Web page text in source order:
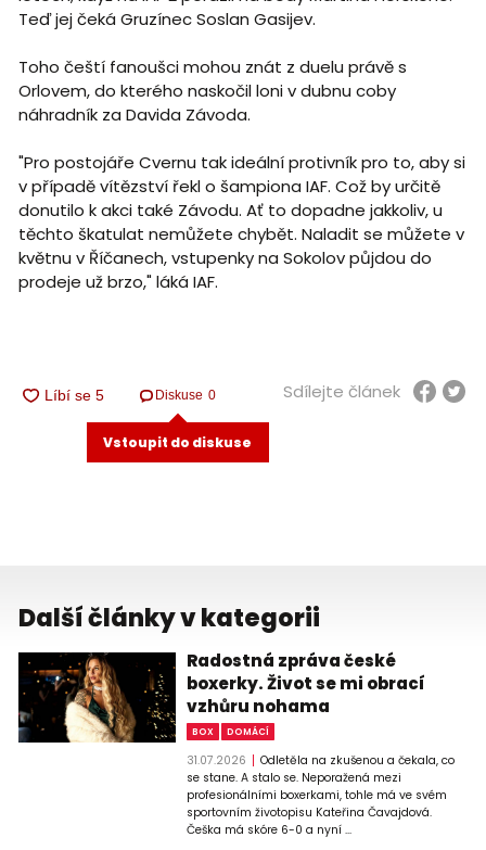
Teď jej čeká Gruzínec Soslan Gasijev.
Toho čeští fanoušci mohou znát z duelu právě s
Orlovem, do kterého naskočil loni v dubnu coby
náhradník za Davida Závoda.
"Pro postojáře Cvernu tak ideální protivník pro to, aby si
v případě vítězství řekl o šampiona IAF. Což by určitě
donutilo k akci také Závodu. Ať to dopadne jakkoliv, u
těchto škatulat nemůžete chybět. Naladit se můžete v
květnu v Říčanech, vstupenky na Sokolov půjdou do
prodeje už brzo," láká IAF.
Diskuse 0
Vstoupit do diskuse
Sdílejte článek
Další články v kategorii
Radostná zpráva české
boxerky. Život se mi obrací
vzhůru nohama
BOX DOMÁCÍ
31.07.2026
Odletěla na zkušenou a čekala, co
se stane. A stalo se. Neporažená mezi
profesionálními boxerkami, tohle má ve svém
sportovním životopisu Kateřina Čavajdová.
Češka má skóre 6-0 a nyní ...